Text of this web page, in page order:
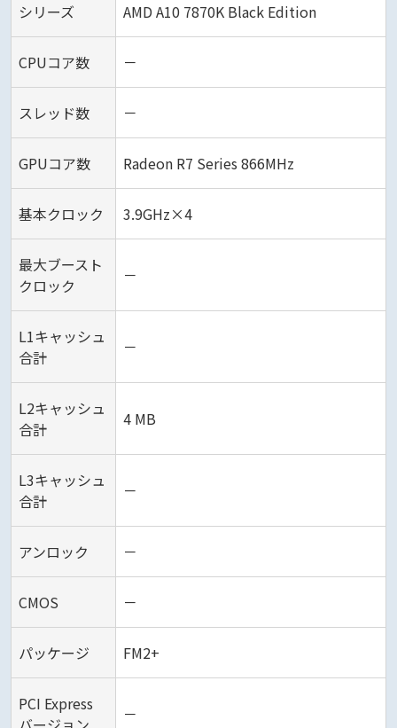
シリーズ AMD A10 7870K Black Edition
CPUコア数 －
スレッド数 －
GPUコア数 Radeon R7 Series 866MHz
基本クロック 3.9GHz×4
最大ブースト
クロック
－
L1キャッシュ
合計
－
L2キャッシュ
合計
4 MB
L3キャッシュ
合計
－
アンロック －
CMOS －
パッケージ FM2+
PCI Express
－